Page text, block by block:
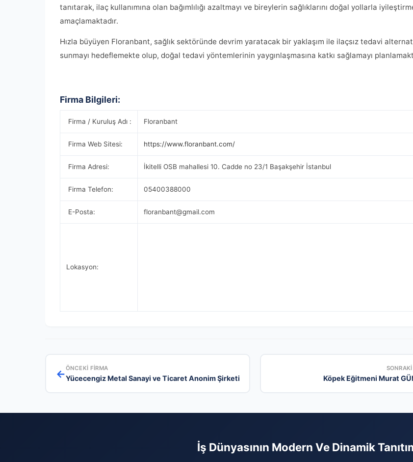
tanıtarak, ilaç kullanımına olan bağımlılığı azaltmayı ve bireylerin sağlıklarını doğal yollarla
amaçlamaktadır.
Hızla büyüyen Floranbant, sağlık sektöründe devrim yaratacak bir yaklaşım ile ilaçsız tedavi
sunmayı hedeflemekte olup, doğal tedavi yöntemlerinin yaygınlaşmasına katkı sağlamayı
Firma Bilgileri:
Firma / Kuruluş Adı : Floranbant
Firma Web Sitesi: https://www.floranbant.com/
Firma Adresi: İkitelli OSB mahallesi 10. Cadde no 23/1 Başakşehir İstanbul
Firma Telefon: 05400388000
E-Posta: floranbant@gmail.com
Lokasyon:
←ÖNCEKI FIRMA
Yücecengiz Metal Sanayi ve Ticaret Anonim Şirketi Köpek Eğitmeni Murat
İş Dünyasının Modern Ve Dinamik